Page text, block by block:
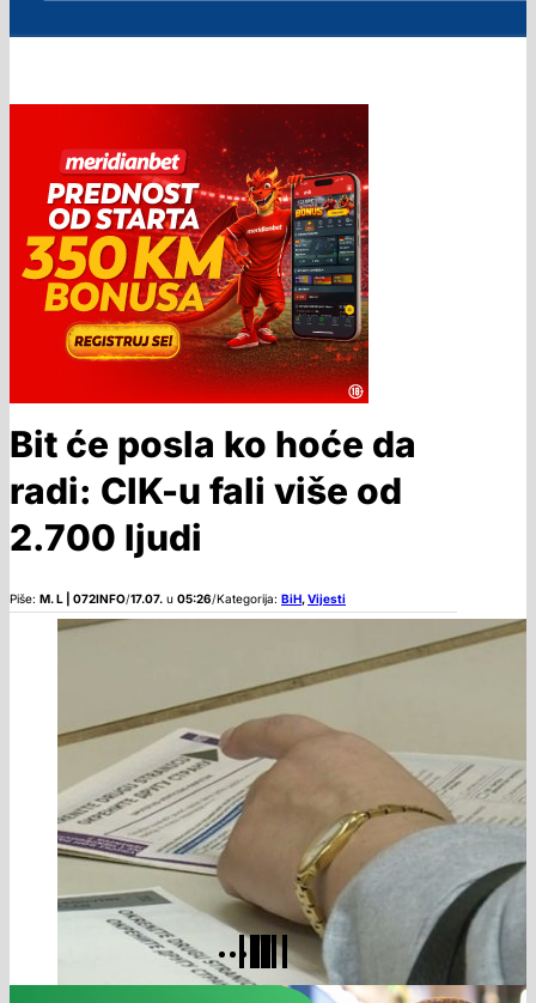
Bit će posla ko hoće da
radi: CIK-u fali više od
2.700 ljudi
Piše: M. L | 072INFO/17.07. u 05:26/Kategorija: BiH,Vijesti